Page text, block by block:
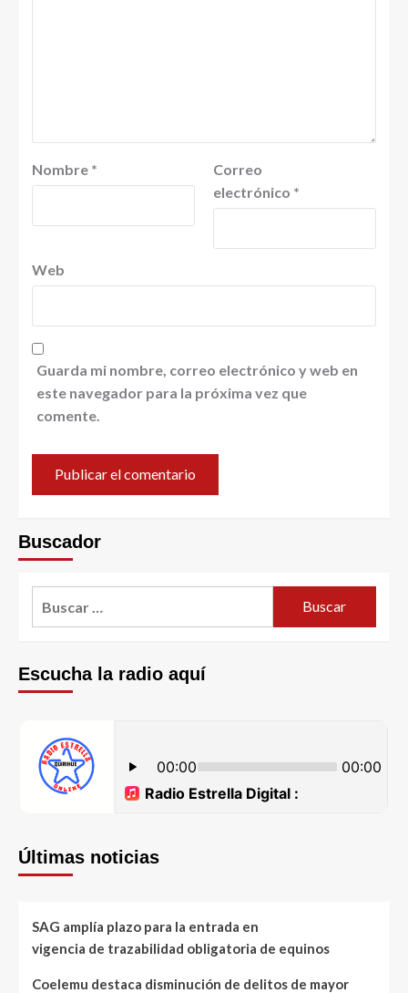
Nombre *
Correo
electrónico *
Web
Guarda mi nombre, correo electrónico y web en
este navegador para la próxima vez que
comente.
Buscador
Escucha la radio aquí
Últimas noticias
SAG amplía plazo para la entrada en
vigencia de trazabilidad obligatoria de equinos
Coelemu destaca disminución de delitos de mayor